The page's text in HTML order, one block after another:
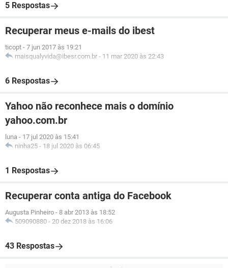
5 Respostas
Recuperar meus e-mails do ibest
ticopt - 7 jun 2017 às 19:21
maisqualyvida@ibesr.com.br - 11 mar 2020 às 22:43
6 Respostas
Yahoo não reconhece mais o domínio
yahoo.com.br
luna - 17 jul 2020 às 15:41
ninha25 - 18 jul 2020 às 06:45
1 Respostas
Recuperar conta antiga do Facebook
Augusta Pinheiro - 8 abr 2013 às 18:52
509090880 - 20 dez 2018 às 16:06
43 Respostas